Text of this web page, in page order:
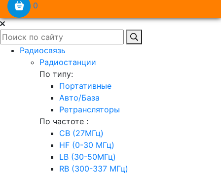
0
Радиосвязь
Радиостанции
По типу:
Портативные
Авто/База
Ретрансляторы
По частоте :
CB (27МГц)
HF (0-30 МГц)
LB (30-50МГц)
RB (300-337 МГц)